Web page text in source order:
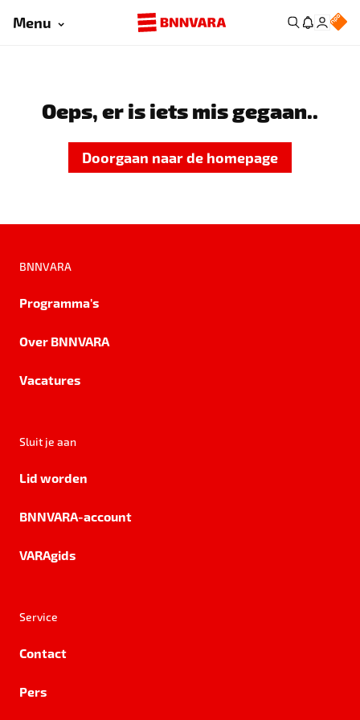
Menu
Oeps, er is iets mis gegaan..
Doorgaan naar de homepage
BNNVARA
Programma's
Over BNNVARA
Vacatures
Sluit je aan
Lid worden
BNNVARA-account
VARAgids
Service
Contact
Pers